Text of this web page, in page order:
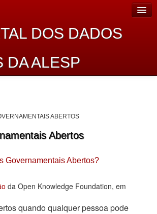
DOS DADOS
DA ALESP
Informação
Abertos
ABERTOS
Abertos
Governamentais Abertos?
da Open Knowledge Foundation, em
quando qualquer pessoa pode